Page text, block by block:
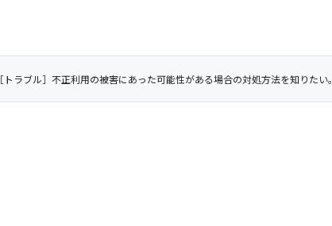
［トラブル］不正利用の被害にあった可能性がある場合の対処方法を知りたい。